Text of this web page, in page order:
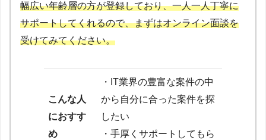
幅広い年齢層の方が登録しており、一人一人丁寧に
サポートしてくれるので、まずはオンライン面談を
受けてみてください。
こんな人
におすす
め
・IT業界の豊富な案件の中
から自分に合った案件を探
したい
・手厚くサポートしてもら